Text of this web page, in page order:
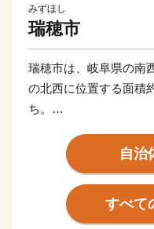
みずほし
瑞穂市
瑞穂市は、岐阜県の南
の北西に位置する面積
ち。
市の東西に清流長良川
れる水に恵まれた自然
横断する国道21号線、
通の要所として栄え、
自治
すべて